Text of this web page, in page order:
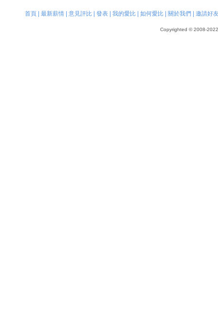
首頁| 最新薪情| 意見評比| 發表| 我的愛比| 如何愛比| 關於我們 邀請好
Copyrighted © 2008-